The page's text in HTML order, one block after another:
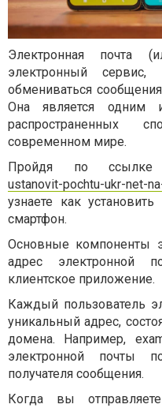
Электронная почта
электронный
обмениваться
Она является одним
распространенных
современном мире.
Пройдя по
ustanovit-pochtu-ukr-net-
узнаете как
смартфон.
Основные компоненты
адрес электронной
клиентское приложение.
Каждый пользователь
уникальный адрес,
домена. Например,
электронной почты
получателя сообщения.
Когда вы